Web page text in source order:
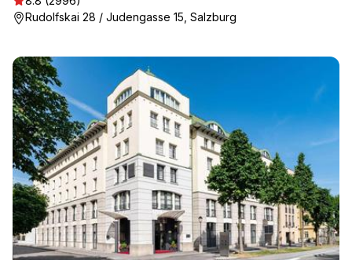
Rudolfskai 28 / Judengasse 15, Salzburg